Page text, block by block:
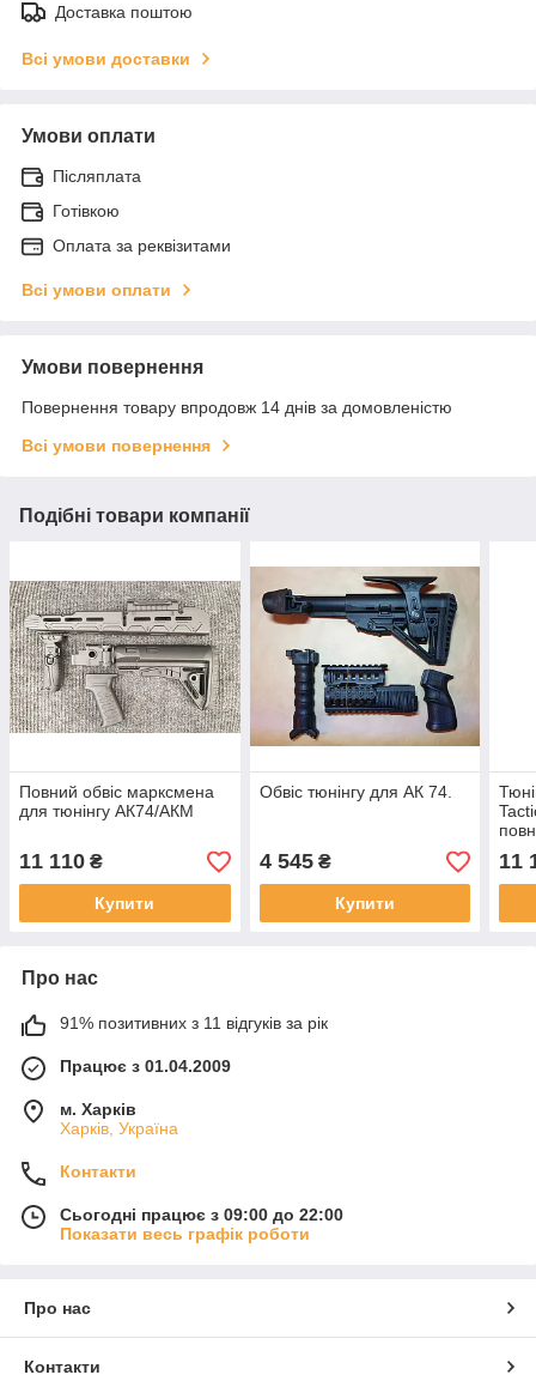
Доставка поштою
Всі умови доставки
Умови оплати
Післяплата
Готівкою
Оплата за реквізитами
Всі умови оплати
Умови повернення
Повернення товару впродовж 14 днів за домовленістю
Всі умови повернення
Подібні товари компанії
Повний обвіс марксмена
для тюнінгу АК74/АКМ
11 110 ₴
Купити
Обвіс тюнінгу для АК 74.
4 545₴
Купити
11
Про нас
91% позитивних з 11 відгуків за рік
Працює з 01.04.2009
м. Харків
Харків, Україна
Контакти
Сьогодні працює з 09:00 до 22:00
Показати весь графік роботи
Про нас
Контакти